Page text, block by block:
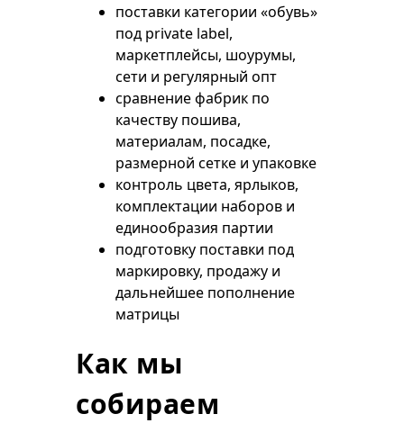
поставки категории «обувь»
под private label,
маркетплейсы, шоурумы,
сети и регулярный опт
сравнение фабрик по
качеству пошива,
материалам, посадке,
размерной сетке и упаковке
контроль цвета, ярлыков,
комплектации наборов и
единообразия партии
подготовку поставки под
маркировку, продажу и
дальнейшее пополнение
матрицы
Как мы
собираем